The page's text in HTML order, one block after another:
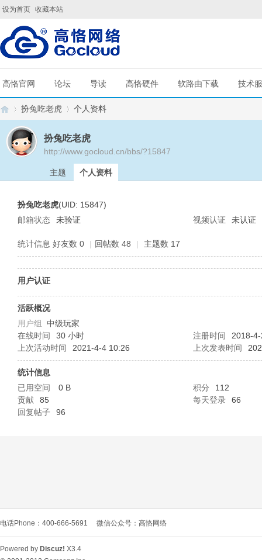
设为首页 收藏本站
高恪官网 论坛 导读 高恪硬件 软路由下载 技术
L
扮兔吃老虎 个人资料
扮兔吃老虎
http://www.gocloud.cn/bbs/?15847
主题 个人资料
扮兔吃老虎(UID: 15847)
邮箱状态
未验证 视频认证 未认证
统计信息 好友数 0 | 回帖数 48 | 主题数 17
用户认证
活跃概况
用户组 中级玩家
在线时间
30 小时 注册时间
2018-
上次活动时间
2021-4-4 10:26 上次发表时间
统计信息
已用空间
0 B 积分
112
贡献
85 每天登录
66
回复帖子
96
电话Phone：400-666-5691 微信公众号：高恪网络
Powered by Discuz! X3.4